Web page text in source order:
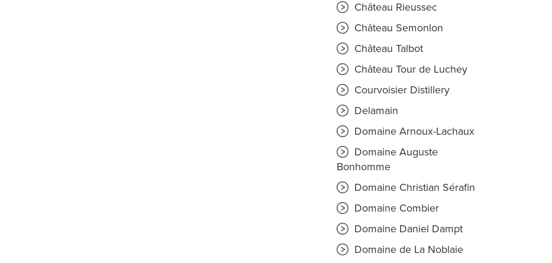
Château Rieussec
Château Semonlon
Château Talbot
Château Tour de Luchey
Courvoisier Distillery
Delamain
Domaine Arnoux-Lachaux
Domaine Auguste
Bonhomme
Domaine Christian Sérafin
Domaine Combier
Domaine Daniel Dampt
Domaine de La Noblaie